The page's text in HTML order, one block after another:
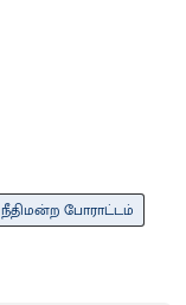
நீதிமன்ற போராட்டம்